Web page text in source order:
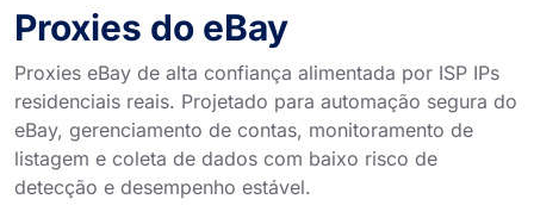
Proxies do eBay
Proxies eBay de alta confiança alimentada por ISP IPs
residenciais reais. Projetado para automação segura do
eBay, gerenciamento de contas, monitoramento de
listagem e coleta de dados com baixo risco de
detecção e desempenho estável.